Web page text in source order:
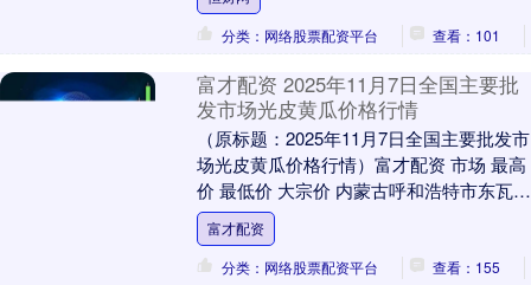
大学....
分类：网络股票配资平台
查看：101
富才配资 2025年11月7日全国主要批
发市场光皮黄瓜价格行情
（原标题：2025年11月7日全国主要批发市
场光皮黄瓜价格行情）富才配资 市场 最高
价 最低价 大宗价 内蒙古呼和浩特市东瓦窑
农副产品批发市场有限责任公司 14....
富才配资
分类：网络股票配资平台
查看：155